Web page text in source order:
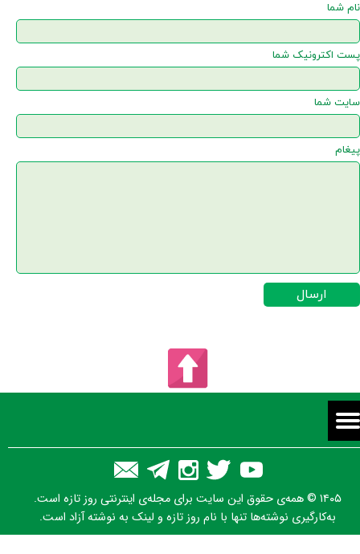
نام شما
پست اکترونیک شما
سایت شما
پیغام
ارسال
۱۴۰۵ © همه‌ی حقوق این سایت برای مجله‌ی اینترنتی روز تازه است.
به‌کارگیری نوشته‌ها تنها با نام روز تازه و لینک به نوشته آزاد است.